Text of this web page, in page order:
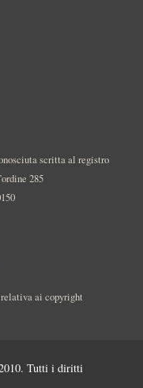
scritta al registro
285
ai copyright
Tutti i diritti